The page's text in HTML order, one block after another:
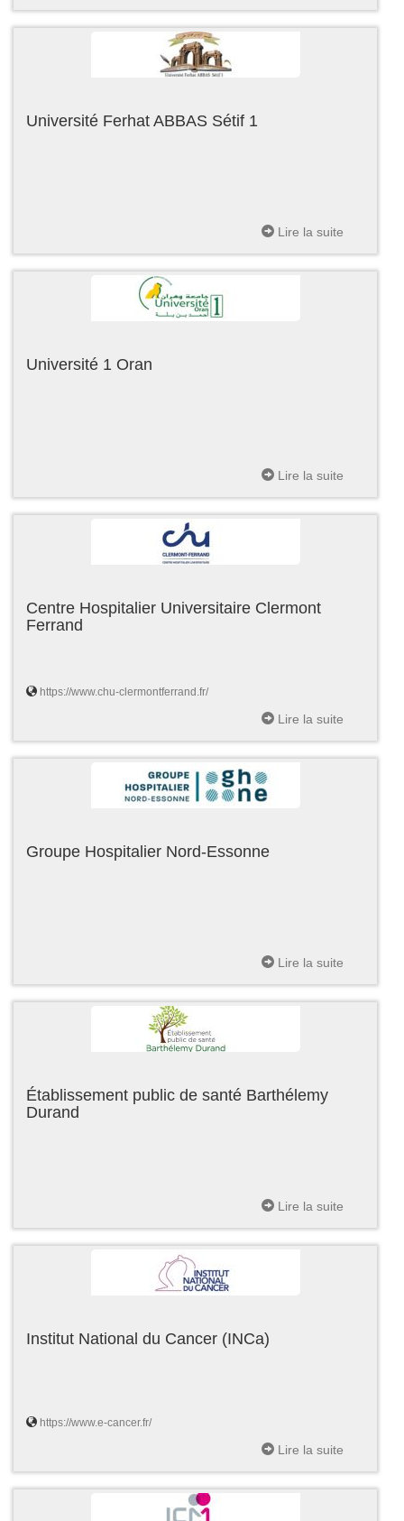
Université Ferhat ABBAS Sétif 1
Lire la suite
Université 1 Oran
Lire la suite
Centre Hospitalier Universitaire Clermont
Ferrand
https://www.chu-clermontferrand.fr/
Lire la suite
Groupe Hospitalier Nord-Essonne
Lire la suite
Établissement public de santé Barthélemy
Durand
Lire la suite
Institut National du Cancer (INCa)
https://www.e-cancer.fr/
Lire la suite